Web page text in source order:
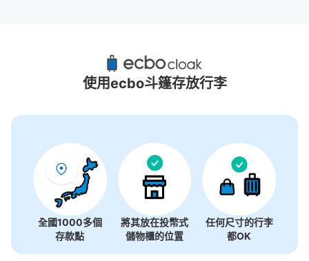
大阪城會館附近推薦的寄物櫃
1個投幣式置物櫃
使用ecbo斗篷存放行李
全國1000多個
存款點
將其放在投幣式
儲物櫃的位置
任何尺寸的行李
都OK